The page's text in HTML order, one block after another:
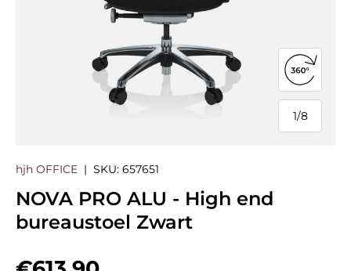
1/
van
8
360°-
hjh OFFICE | SKU: 657651
NOVA PRO ALU - High end
bureaustoel Zwart